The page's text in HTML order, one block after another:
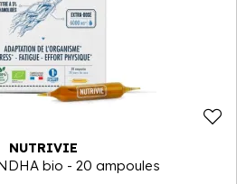
NUTRIVIE
bio - 20 ampoules